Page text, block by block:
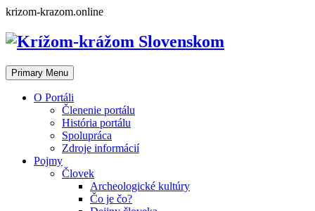
Skip
content
krizom-krazom.online
Primary Menu
O Portáli
Členenie portálu
História portálu
Spolupráca
Zdroje informácií
Pojmy
Človek
Archeologické kultúry
Čo je čo?